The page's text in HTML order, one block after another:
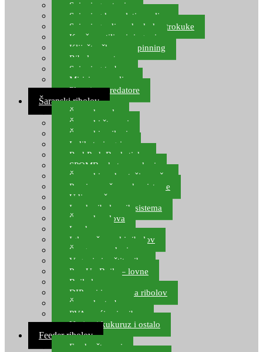
Spinning setovi
Spinning kompleti varalica
Spinning udice, dvokuke, trokuke
Kopče, vrtilice i ringovi
Kliješta, škare za spinning
Ribolov pastrve
Spinning torbe
Mirisi za varalice
Plovci za predatore
Šaranski ribolov
Šaranske role
Šaranski štapovi
Šaranski najloni
Indikatori ugriza
Rod Pod, Banksticks
SPOMB rakete, markeri
Šaranski podmetači, mreže
Pernice za šaranske sisteme
Udice za šarana, amura
Izrada ribolovnih sistema
Šaranska olova
Leadcore
Igle za šaranski ribolov
Špage, upredenice
Vaganje i zaštita ribe
Pop Up Boile – lovne
Boile lovne
DIP-ovi i arome za ribolov
Šaranske torbe
PVA vrećice i pribor
Umjetni kukuruz i ostalo
Feeder ribolov
Feeder štapovi